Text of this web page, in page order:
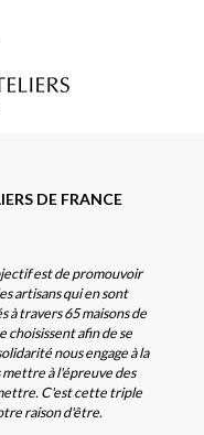
DE FRANCE
est de promouvoir
artisans qui en sont
à travers 65 maisons de
choisissent afin de se
nous engage à la
mettre à l'épreuve des
C'est cette triple
raison d'être.